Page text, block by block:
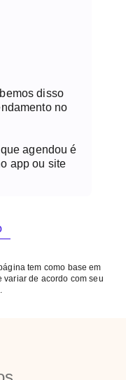
disso
no
agendou é
app ou site
tem como base em
variar de acordo com seu